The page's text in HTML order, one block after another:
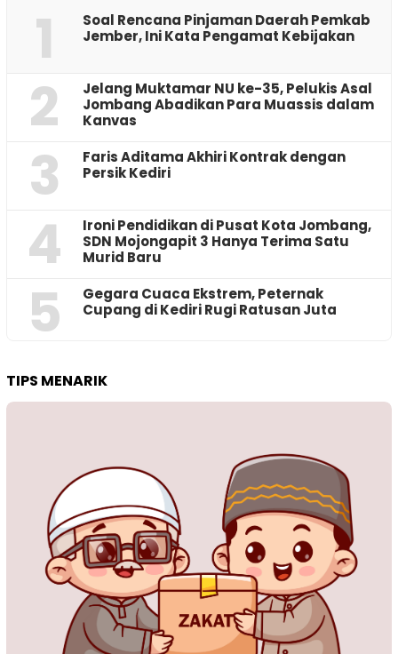
1
‎Soal Rencana Pinjaman Daerah Pemkab
Jember, Ini Kata Pengamat Kebijakan ‎
2
Jelang Muktamar NU ke-35, Pelukis Asal
Jombang Abadikan Para Muassis dalam
Kanvas
3
Faris Aditama Akhiri Kontrak dengan
Persik Kediri
4
Ironi Pendidikan di Pusat Kota Jombang,
SDN Mojongapit 3 Hanya Terima Satu
Murid Baru
5
‎Gegara Cuaca Ekstrem, Peternak
Cupang di Kediri Rugi Ratusan Juta
TIPS MENARIK